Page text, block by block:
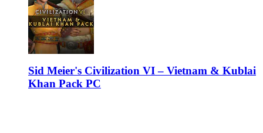
Sid Meier's Civilization VI – Vietnam & Kublai
Khan Pack PC